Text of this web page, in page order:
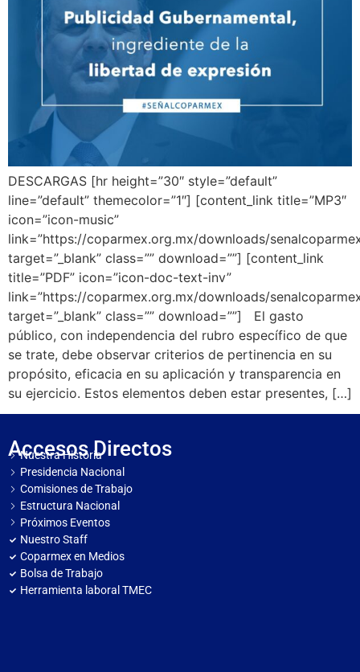
DESCARGAS [hr height=”30″ style=”default”
line=”default” themecolor=”1″] [content_link title=”MP3″
icon=”icon-music”
link=”https://coparmex.org.mx/downloads/
target=”_blank” class=”” download=””] [content_link
title=”PDF” icon=”icon-doc-text-inv”
link=”https://coparmex.org.mx/downloads/
target=”_blank” class=”” download=””] El gasto
público, con independencia del rubro específico de que
se trate, debe observar criterios de pertinencia en su
propósito, eficacia en su aplicación y transparencia en
su ejercicio. Estos elementos deben estar presentes, […]
Accesos Directos
Nuestra Historia
Presidencia Nacional
Comisiones de Trabajo
Estructura Nacional
Próximos Eventos
Nuestro Staff
Coparmex en Medios
Bolsa de Trabajo
Herramienta laboral TMEC